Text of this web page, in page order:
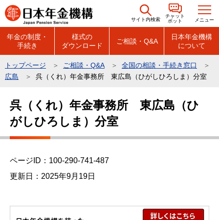
こ
の
の
サイト内検索
チャット
ボット
メニュー
年金の制度・
手続き
様式の
ダウンロード
ご相談・Q&A
日本年金機構
について
トップページ ご相談・Q&A
全国の相談・手続き窓口
広島
呉（くれ）年金事務所 東広島（ひがしひろしま）分室
呉（くれ）年金事務所 東広島（ひ
がしひろしま）分室
ページID：100-290-741-487
更新日：2025年9月19日